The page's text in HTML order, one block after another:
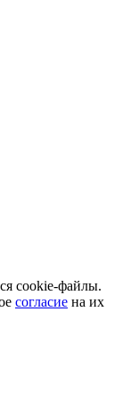
cookie-файлы.
согласие на их